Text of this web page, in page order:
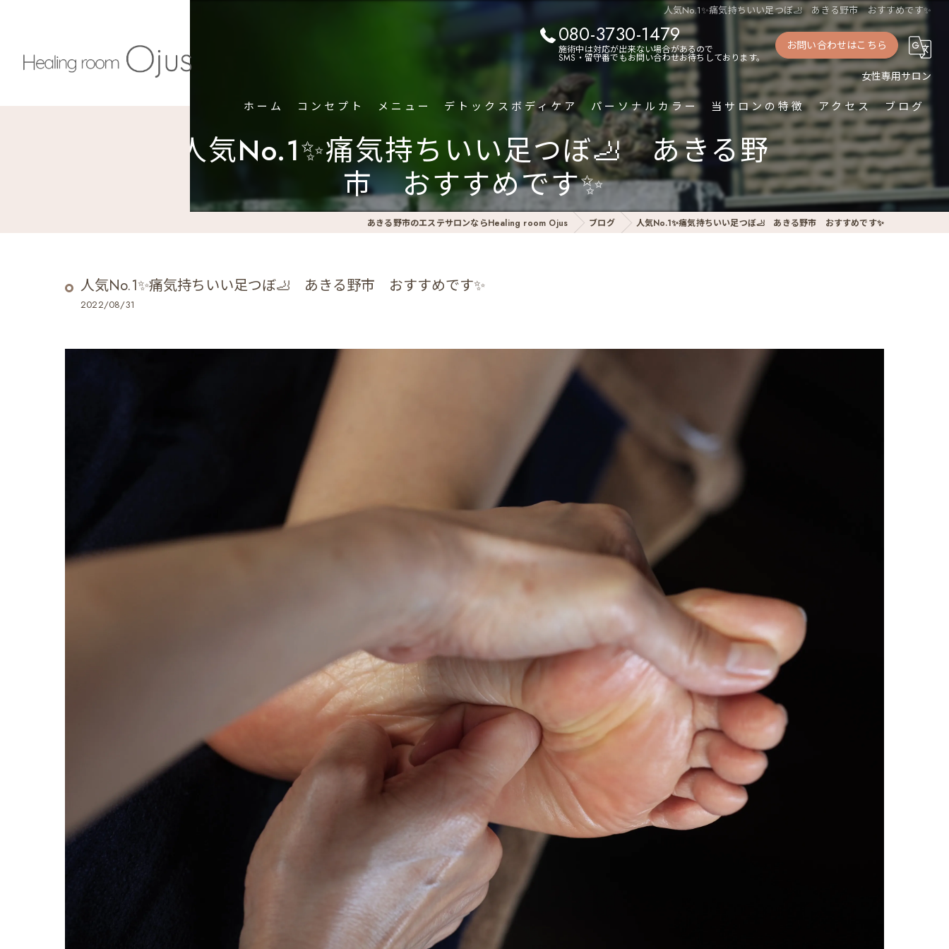
人気No.1✨痛気持ちいい足つぼ🦶 あきる野市 おすすめです✨
080-3730-1479
施術中は対応が出来ない場合があるので
SMS・留守番でもお問い合わせお待ちしております。
お問い合わせはこちら
女性専用サロン
ホーム コンセプト メニュー デトックスボディケア パーソナルカラー 当サロンの特徴
足つぼ
デトックス
ボディケア
アクセス ブログ
人気No.1✨痛気持ちいい足つぼ🦶 あきる野
市 おすすめです✨
あきる野市のエステサロンならHealing room Ojus ブログ 人気No.1✨痛気持ちいい足つぼ🦶 あきる野市 おすすめです✨
人気No.1✨痛気持ちいい足つぼ🦶 あきる野市 おすすめです✨
2022/08/31